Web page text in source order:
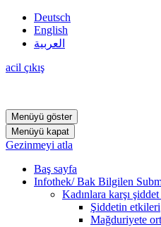
Deutsch
English
العربية
acil çıkış
Menüyü göster
Menüyü kapat
Gezinmeyi atla
Baş sayfa
Infothek/ Bak Bilgilen
Kadınlara karşı şiddet
Şiddetin etkileri
Mağduriyete